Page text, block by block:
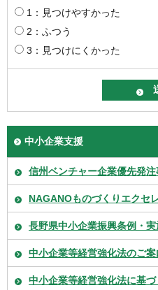
1：見つけやすかった
2：ふつう
3：見つけにくかった
中小企業支援
信州ベンチャー企業優先発
NAGANOものづくりエクセ
長野県中小企業振興条例・
中小企業等経営強化法のご案
中小企業等経営強化法に基